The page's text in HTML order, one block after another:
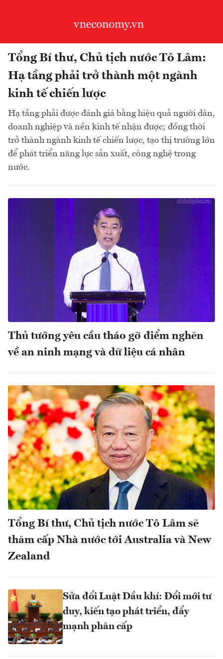
Tổng Bí thư, Chủ tịch nước Tô Lâm:
Hạ tầng phải trở thành một ngành
kinh tế chiến lược
Hạ tầng phải được đánh giá bằng hiệu quả người dân,
doanh nghiệp và nền kinh tế nhận được; đồng thời
trở thành ngành kinh tế chiến lược, tạo thị trường lớn
để phát triển năng lực sản xuất, công nghệ trong
nước.
Thủ tướng yêu cầu tháo gỡ điểm nghẽn
về an ninh mạng và dữ liệu cá nhân
Tổng Bí thư, Chủ tịch nước Tô Lâm sẽ
thăm cấp Nhà nước tới Australia và New
Zealand
Sửa đổi Luật Dầu khí: Đổi mới tư
duy, kiến tạo phát triển, đẩy
mạnh phân cấp